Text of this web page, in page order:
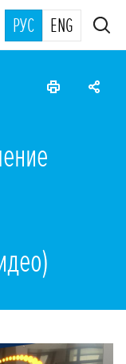
РУС ENG